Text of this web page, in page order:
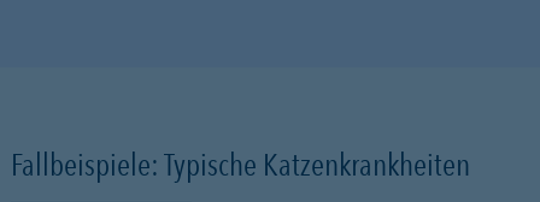
Fallbeispiele: Typische Katzenkrankheiten